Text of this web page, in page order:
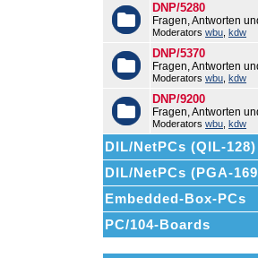
DNP/5280
Fragen, Antworten
Moderators wbu kdw
DNP/5370
Fragen, Antworten
Moderators wbu kdw
DNP/9200
Fragen, Antworten
Moderators wbu kdw
DIL/NetPCs (QIL-128)
DIL/NetPCs (PGA-
Embedded-Box-PCs
PC/104-Boards